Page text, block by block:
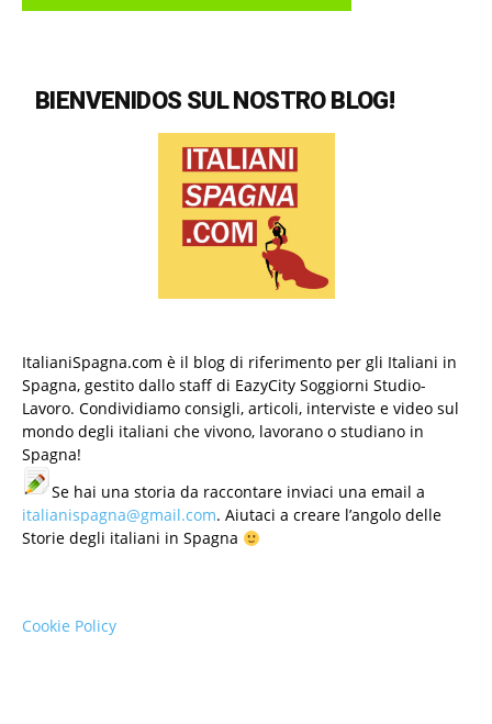
BIENVENIDOS SUL NOSTRO BLOG!
ItalianiSpagna.com è il blog di riferimento per gli Italiani in
Spagna, gestito dallo staff di EazyCity Soggiorni Studio-
Lavoro. Condividiamo consigli, articoli, interviste e video sul
mondo degli italiani che vivono, lavorano o studiano in
Spagna!
Se hai una storia da raccontare inviaci una email a
italianispagna@gmail.com. Aiutaci a creare l’angolo delle
Storie degli italiani in Spagna
Cookie Policy